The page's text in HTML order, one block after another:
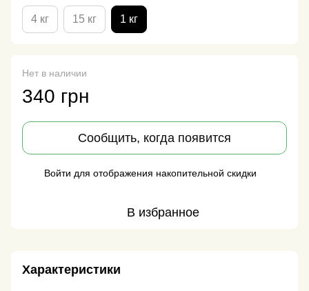
4 кг 15 кг 1 кг
Нет в наличии
340 грн
Сообщить, когда появится
Войти для отображения накопительной скидки
В избранное
Характеристики